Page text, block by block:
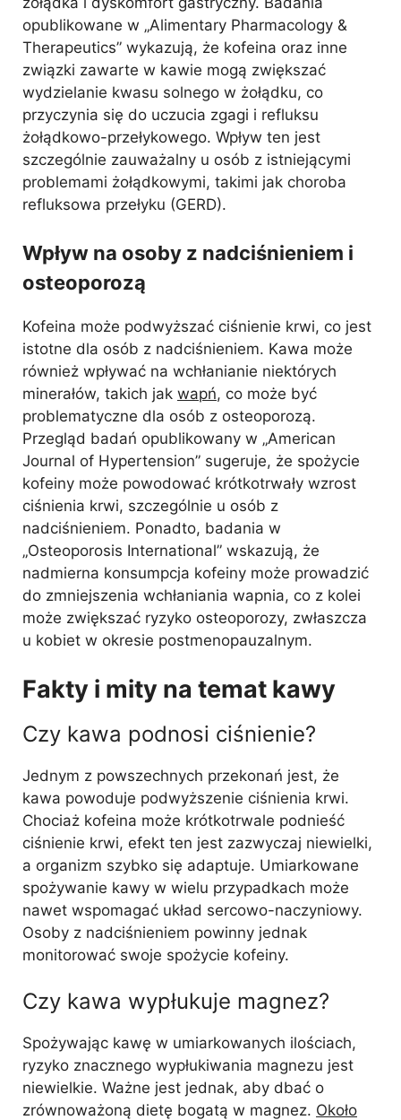
opublikowane w „Alimentary Pharmacology &
Therapeutics” wykazują, że kofeina oraz inne
związki zawarte w kawie mogą zwiększać
wydzielanie kwasu solnego w żołądku, co
przyczynia się do uczucia zgagi i refluksu
żołądkowo-przełykowego. Wpływ ten jest
szczególnie zauważalny u osób z istniejącymi
problemami żołądkowymi, takimi jak choroba
refluksowa przełyku (GERD).
Wpływ na osoby z nadciśnieniem i
osteoporozą
Kofeina może podwyższać ciśnienie krwi, co jest
istotne dla osób z nadciśnieniem. Kawa może
również wpływać na wchłanianie niektórych
minerałów, takich jak wapń, co może być
problematyczne dla osób z osteoporozą.
Przegląd badań opublikowany w „American
Journal of Hypertension” sugeruje, że spożycie
kofeiny może powodować krótkotrwały wzrost
ciśnienia krwi, szczególnie u osób z
nadciśnieniem. Ponadto, badania w
„Osteoporosis International” wskazują, że
nadmierna konsumpcja kofeiny może prowadzić
do zmniejszenia wchłaniania wapnia, co z kolei
może zwiększać ryzyko osteoporozy, zwłaszcza
u kobiet w okresie postmenopauzalnym.
Fakty i mity na temat kawy
Czy kawa podnosi ciśnienie?
Jednym z powszechnych przekonań jest, że
kawa powoduje podwyższenie ciśnienia krwi.
Chociaż kofeina może krótkotrwale podnieść
ciśnienie krwi, efekt ten jest zazwyczaj niewielki,
a organizm szybko się adaptuje. Umiarkowane
spożywanie kawy w wielu przypadkach może
nawet wspomagać układ sercowo-naczyniowy.
Osoby z nadciśnieniem powinny jednak
monitorować swoje spożycie kofeiny.
Czy kawa wypłukuje magnez?
Spożywając kawę w umiarkowanych ilościach,
ryzyko znacznego wypłukiwania magnezu jest
niewielkie. Ważne jest jednak, aby dbać o
zrównoważoną dietę bogatą w magnez. Około